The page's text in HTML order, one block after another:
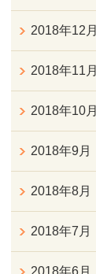
2018年12月
2018年11月
2018年10月
2018年9月
2018年8月
2018年7月
2018年6月